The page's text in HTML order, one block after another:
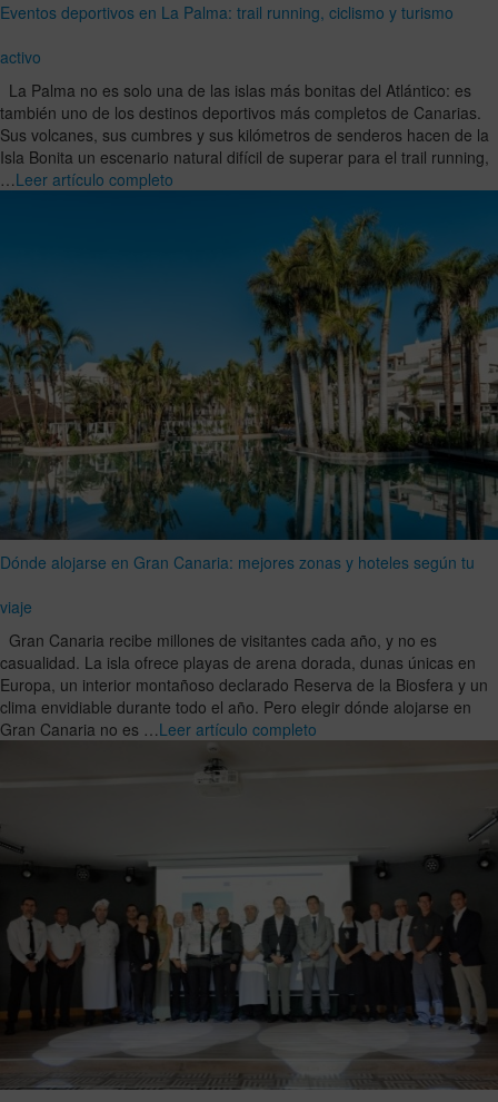
Eventos deportivos en La Palma: trail running, ciclismo y turismo
activo
La Palma no es solo una de las islas más bonitas del Atlántico: es
también uno de los destinos deportivos más completos de Canarias.
Sus volcanes, sus cumbres y sus kilómetros de senderos hacen de la
Isla Bonita un escenario natural difícil de superar para el trail running,
…Leer artículo completo
Dónde alojarse en Gran Canaria: mejores zonas y hoteles según tu
viaje
Gran Canaria recibe millones de visitantes cada año, y no es
casualidad. La isla ofrece playas de arena dorada, dunas únicas en
Europa, un interior montañoso declarado Reserva de la Biosfera y un
clima envidiable durante todo el año. Pero elegir dónde alojarse en
Gran Canaria no es …Leer artículo completo